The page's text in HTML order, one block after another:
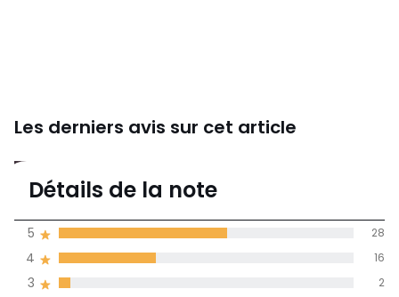
Les derniers avis sur cet article
4,3
de moyenne
obtenue sur
Détails de la note
3 2
4 16
5 28